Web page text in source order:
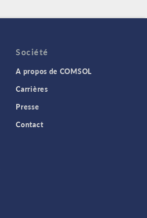
Société
A propos de COMSOL
Carrières
Presse
Contact